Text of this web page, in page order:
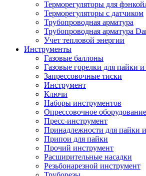
Терморегуляторы для
Терморегуляторы с датчиком
Трубопроводная арматура
Трубопроводная арматура
Учет тепловой энергии
Инструменты
Газовые баллоны
Газовые горелки для пайки и
Запрессовочные тиски
Инструмент
Ключи
Наборы инструментов
Опрессовочное оборудование
Пресс-инструмент
Принадлежности для пайки
Припои для пайки
Прочий инструмент
Расширительные насадки
Резьбонарезной инструмент